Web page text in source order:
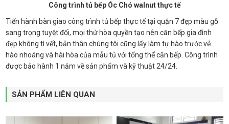
Công trình tủ bếp Óc Chó walnut thực tế
Tiến hành bàn giao công trình tủ bếp thực tế tại quận 7 đẹp màu gỗ
sang trọng tuyệt đối, mọi thứ hòa quyền tạo nên căn bếp gia đình
đẹp không tì vết, bản thân chúng tôi cũng lấy làm tự hào trước vẻ
hào nhoáng và hài hòa của mẫu tủ với tổng thể căn bếp. Công trình
được bảo hành 1 năm về sản phẩm và kỹ thuật 24/24.
SẢN PHẨM LIÊN QUAN